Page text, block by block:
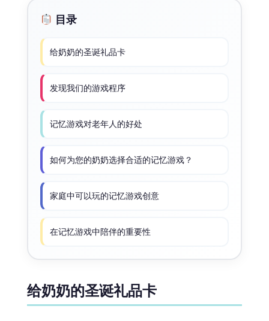
目录
给奶奶的圣诞礼品卡
发现我们的游戏程序
记忆游戏对老年人的好处
如何为您的奶奶选择合适的记忆游戏？
家庭中可以玩的记忆游戏创意
在记忆游戏中陪伴的重要性
给奶奶的圣诞礼品卡